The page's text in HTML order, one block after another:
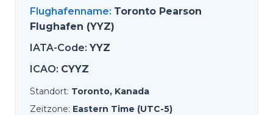
Flughafenname: Toronto Pearson
Flughafen (YYZ)
IATA-Code: YYZ
ICAO: CYYZ
Standort: Toronto, Kanada
Zeitzone: Eastern Time (UTC-5)